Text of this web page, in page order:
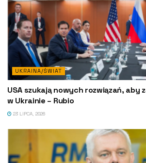
UKRAINA/ŚWIAT
USA szukają nowych rozwiązań, aby
w Ukrainie – Rubio
23 LIPCA, 2026